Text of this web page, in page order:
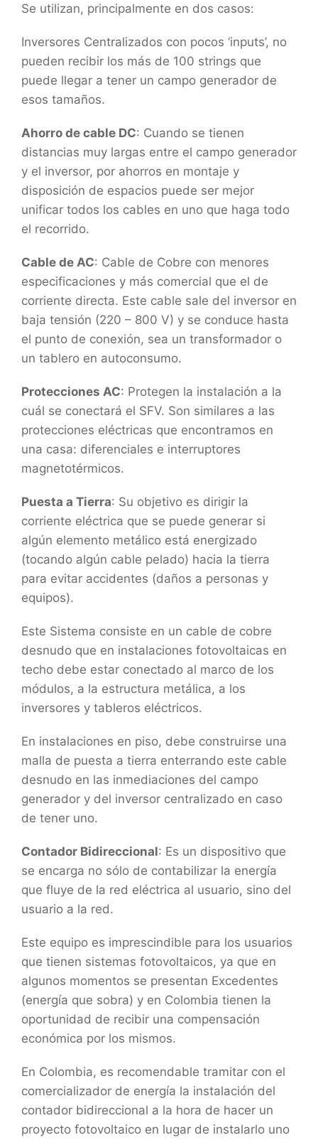
Se utilizan, principalmente en dos casos:
Inversores Centralizados con pocos ‘inputs’, no
pueden recibir los más de 100 strings que
puede llegar a tener un campo generador de
esos tamaños.
Ahorro de cable DC: Cuando se tienen
distancias muy largas entre el campo generador
y el inversor, por ahorros en montaje y
disposición de espacios puede ser mejor
unificar todos los cables en uno que haga todo
el recorrido.
Cable de AC: Cable de Cobre con menores
especificaciones y más comercial que el de
corriente directa. Este cable sale del inversor en
baja tensión (220 – 800 V) y se conduce hasta
el punto de conexión, sea un transformador o
un tablero en autoconsumo.
Protecciones AC: Protegen la instalación a la
cuál se conectará el SFV. Son similares a las
protecciones eléctricas que encontramos en
una casa: diferenciales e interruptores
magnetotérmicos.
Puesta a Tierra: Su objetivo es dirigir la
corriente eléctrica que se puede generar si
algún elemento metálico está energizado
(tocando algún cable pelado) hacia la tierra
para evitar accidentes (daños a personas y
equipos).
Este Sistema consiste en un cable de cobre
desnudo que en instalaciones fotovoltaicas en
techo debe estar conectado al marco de los
módulos, a la estructura metálica, a los
inversores y tableros eléctricos.
En instalaciones en piso, debe construirse una
malla de puesta a tierra enterrando este cable
desnudo en las inmediaciones del campo
generador y del inversor centralizado en caso
de tener uno.
Contador Bidireccional: Es un dispositivo que
se encarga no sólo de contabilizar la energía
que fluye de la red eléctrica al usuario, sino del
usuario a la red.
Este equipo es imprescindible para los usuarios
que tienen sistemas fotovoltaicos, ya que en
algunos momentos se presentan Excedentes
(energía que sobra) y en Colombia tienen la
oportunidad de recibir una compensación
económica por los mismos.
En Colombia, es recomendable tramitar con el
comercializador de energía la instalación del
contador bidireccional a la hora de hacer un
proyecto fotovoltaico en lugar de instalarlo uno